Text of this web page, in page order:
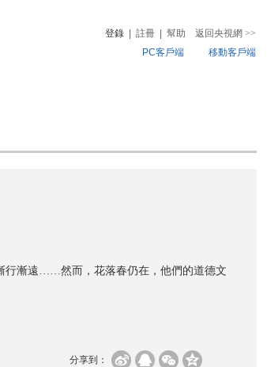
登錄 註冊 幫助 返回央視網 >>
PC客戶端
移動客戶端
行漸遠……然而，花落春仍在，他們的道德文
分享到：